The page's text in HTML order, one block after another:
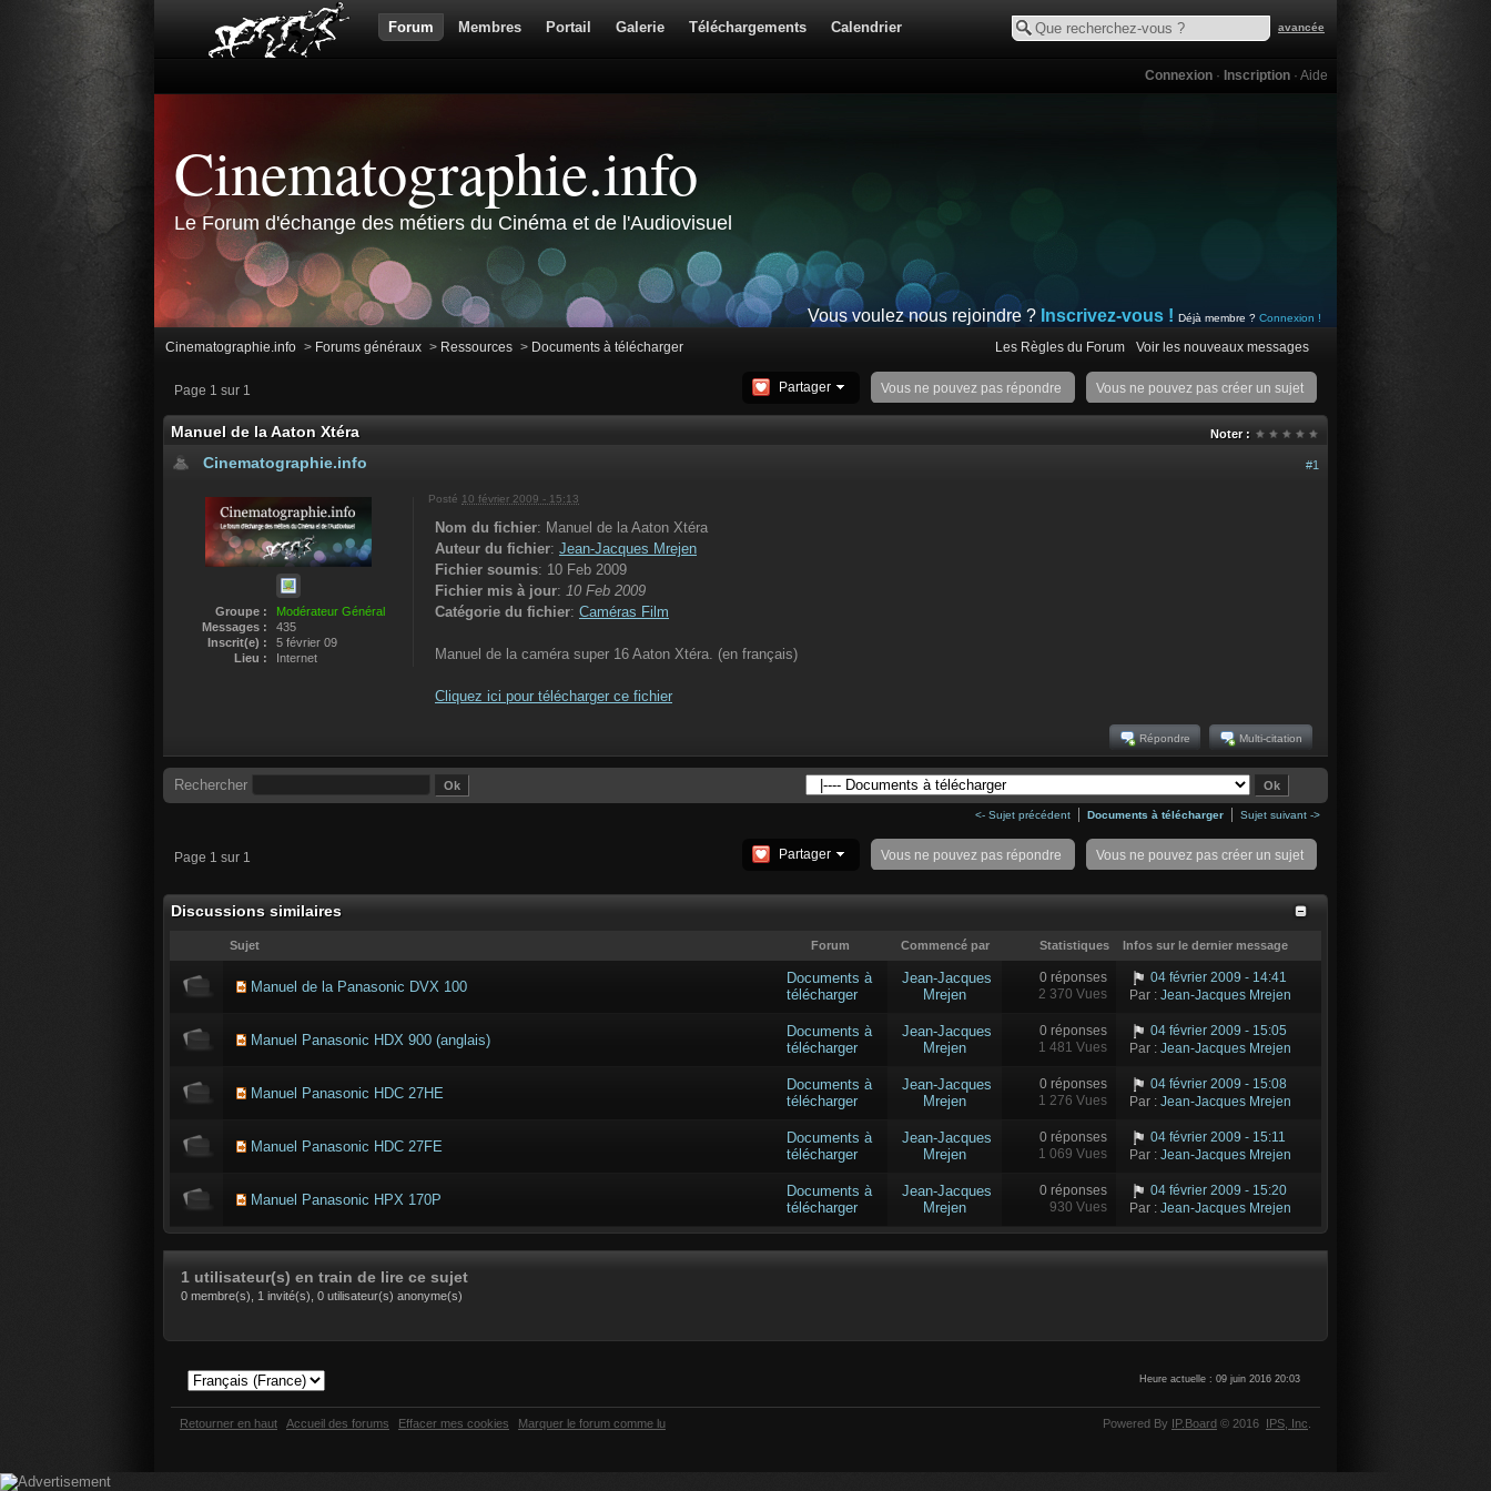
avancée
Forum Membres Portail Galerie Téléchargements Calendrier
Connexion · Inscription · Aide
Cinematographie.info
Le Forum d'échange des métiers du Cinéma et de l'Audiovisuel
Vous voulez nous rejoindre ? Inscrivez-vous ! Déjà membre ? Connexion !
Cinematographie.info > Forums généraux > Ressources > Documents à télécharger Les Règles du Forum Voir les nouveaux messages
Page 1 sur 1 Vous ne pouvez pas créer un sujet
Vous ne pouvez pas répondre
Partager
Manuel de la Aaton Xtéra Noter :
#1
Cinematographie.info
Groupe :
Modérateur Général
Messages :
435
Inscrit(e) :
5 février 09
Lieu :
Internet
Posté 10 février 2009 - 15:13
Nom du fichier: Manuel de la Aaton Xtéra
Auteur du fichier: Jean-Jacques Mrejen
Fichier soumis: 10 Feb 2009
Fichier mis à jour: 10 Feb 2009
Catégorie du fichier: Caméras Film
Manuel de la caméra super 16 Aaton Xtéra. (en français)
Cliquez ici pour télécharger ce fichier
Multi-citation
Répondre
Rechercher
<- Sujet précédent Documents à télécharger Sujet suivant ->
Page 1 sur 1 Vous ne pouvez pas créer un sujet
Vous ne pouvez pas répondre
Partager
Discussions similaires
Sujet Forum Commencé par Statistiques Infos sur le dernier message
Manuel de la Panasonic DVX 100
Documents à
télécharger
Jean-Jacques
Mrejen
0 réponses
2 370 Vues
04 février 2009 - 14:41
Par : Jean-Jacques Mrejen
Manuel Panasonic HDX 900 (anglais)
Documents à
télécharger
Jean-Jacques
Mrejen
0 réponses
1 481 Vues
04 février 2009 - 15:05
Par : Jean-Jacques Mrejen
Manuel Panasonic HDC 27HE
Documents à
télécharger
Jean-Jacques
Mrejen
0 réponses
1 276 Vues
04 février 2009 - 15:08
Par : Jean-Jacques Mrejen
Manuel Panasonic HDC 27FE
Documents à
télécharger
Jean-Jacques
Mrejen
0 réponses
1 069 Vues
04 février 2009 - 15:11
Par : Jean-Jacques Mrejen
Manuel Panasonic HPX 170P
Documents à
télécharger
Jean-Jacques
Mrejen
0 réponses
930 Vues
04 février 2009 - 15:20
Par : Jean-Jacques Mrejen
1 utilisateur(s) en train de lire ce sujet
0 membre(s), 1 invité(s), 0 utilisateur(s) anonyme(s)
Heure actuelle : 09 juin 2016 20:03
Retourner en haut Accueil des forums Effacer mes cookies Marquer le forum comme lu Powered By IP.Board © 2016 IPS, Inc